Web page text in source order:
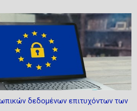
προστασίας του καταναλωτή (Οδηγίες
δικαίου διανοητικής ιδιοκτησίας
τη σήμανση της καταγωγής τόσο ως
επιδιώκοντας να αναδείξει την
ρυθμίσεων, να εντοπίσει τυχόν
τη δέουσα διευθέτηση. Ιδιαίτερη έμφαση
το πλαίσιο για τις ΠΟΠ/ΠΓΕ·
δεδομένων επιτυχόντων των